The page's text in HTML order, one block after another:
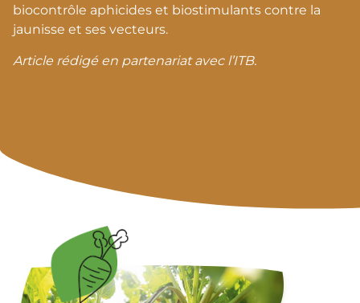
biocontrôle aphicides et biostimulants contre la
jaunisse et ses vecteurs.
Article rédigé en partenariat avec l’ITB.